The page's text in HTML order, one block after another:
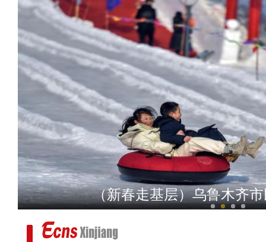
【新春纪事】探访新疆霍尔
（新春走基层）乌鲁木齐